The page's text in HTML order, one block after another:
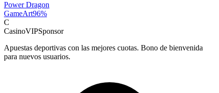
Power Dragon
GameArt96%
C
CasinoVIPSponsor
Apuestas deportivas con las mejores cuotas. Bono de bienvenida
para nuevos usuarios.